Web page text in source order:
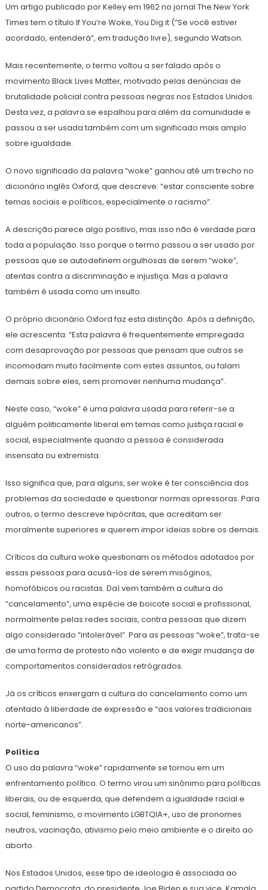
Um artigo publicado por Kelley em 1962 no jornal The New York
Times tem o título If You’re Woke, You Dig it (“Se você estiver
acordado, entenderá”, em tradução livre), segundo Watson.
Mais recentemente, o termo voltou a ser falado após o
movimento Black Lives Matter, motivado pelas denúncias de
brutalidade policial contra pessoas negras nos Estados Unidos.
Desta vez, a palavra se espalhou para além da comunidade e
passou a ser usada também com um significado mais amplo
sobre igualdade.
O novo significado da palavra “woke” ganhou até um trecho no
dicionário inglês Oxford, que descreve: “estar consciente sobre
temas sociais e políticos, especialmente o racismo”.
A descrição parece algo positivo, mas isso não é verdade para
toda a população. Isso porque o termo passou a ser usado por
pessoas que se autodefinem orgulhosas de serem “woke”,
atentas contra a discriminação e injustiça. Mas a palavra
também é usada como um insulto.
O próprio dicionário Oxford faz esta distinção. Após a definição,
ele acrescenta: “Esta palavra é frequentemente empregada
com desaprovação por pessoas que pensam que outros se
incomodam muito facilmente com estes assuntos, ou falam
demais sobre eles, sem promover nenhuma mudança”.
Neste caso, “woke” é uma palavra usada para referir-se a
alguém politicamente liberal em temas como justiça racial e
social, especialmente quando a pessoa é considerada
insensata ou extremista.
Isso significa que, para alguns, ser woke é ter consciência dos
problemas da sociedade e questionar normas opressoras. Para
outros, o termo descreve hipócritas, que acreditam ser
moralmente superiores e querem impor ideias sobre os demais.
Críticos da cultura woke questionam os métodos adotados por
essas pessoas para acusá-los de serem misóginos,
homofóbicos ou racistas. Daí vem também a cultura do
“cancelamento”, uma espécie de boicote social e profissional,
normalmente pelas redes sociais, contra pessoas que dizem
algo considerado “intolerável”. Para as pessoas “woke”, trata-se
de uma forma de protesto não violento e de exigir mudança de
comportamentos considerados retrógrados.
Já os críticos enxergam a cultura do cancelamento como um
atentado à liberdade de expressão e “aos valores tradicionais
norte-americanos”.
Política
O uso da palavra “woke” rapidamente se tornou em um
enfrentamento político. O termo virou um sinônimo para políticas
liberais, ou de esquerda, que defendem a igualdade racial e
social, feminismo, o movimento LGBTQIA+, uso de pronomes
neutros, vacinação, ativismo pelo meio ambiente e o direito ao
aborto.
Nos Estados Unidos, esse tipo de ideologia é associada ao